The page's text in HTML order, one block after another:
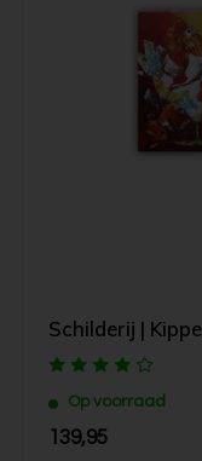
Schilderij |
Op voorraad
139,95